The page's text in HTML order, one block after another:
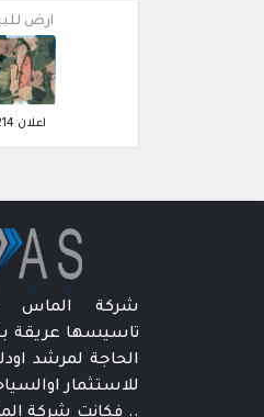
ارض
اعلان 214
شركة الماس
تاسيسها عريقة
الحاجة لمرشد
للاستثمار